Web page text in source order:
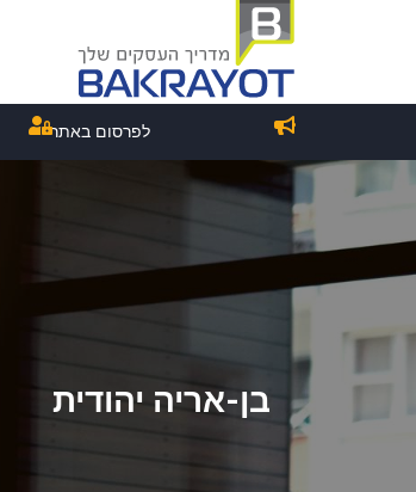
לפרסום באתר
בן-אריה יהודית